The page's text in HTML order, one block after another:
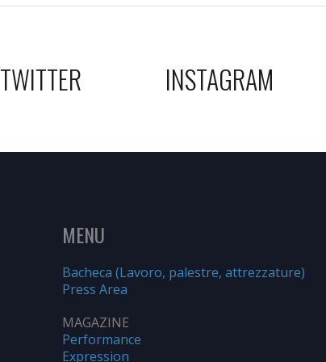
TWITTER INSTAGRAM
MENU
Bacheca (Lavoro, palestre, attrezzature)
Press Area
MAGAZINE
Performance
Expression